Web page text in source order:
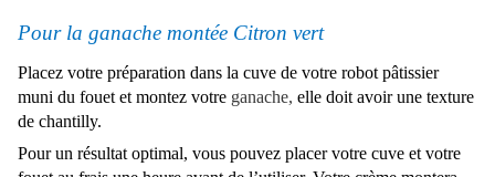
Pour la ganache montée Citron vert
Placez votre préparation dans la cuve de votre robot pâtissier
muni du fouet et montez votre ganache, elle doit avoir une texture
de chantilly.
Pour un résultat optimal, vous pouvez placer votre cuve et votre